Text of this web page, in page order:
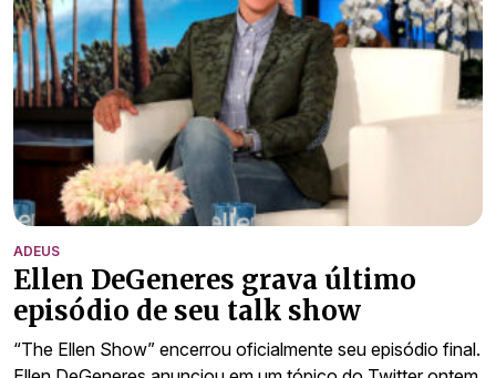
ADEUS
Ellen DeGeneres grava último
episódio de seu talk show
“The Ellen Show” encerrou oficialmente seu episódio final.